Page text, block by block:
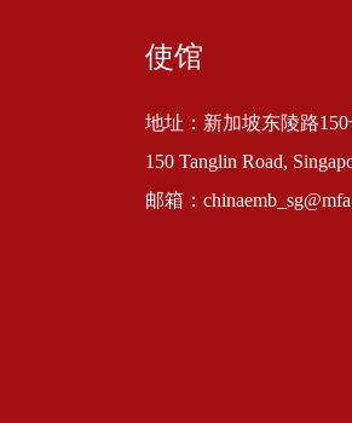
使馆
地址：新加坡东陵路
150 Tanglin Road,
邮箱：